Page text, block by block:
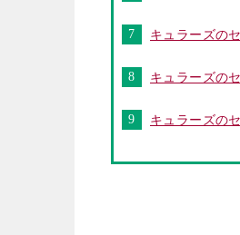
キュラーズの
キュラーズの
キュラーズの